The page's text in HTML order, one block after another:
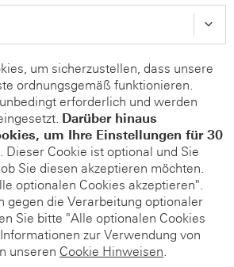
um sicherzustellen, dass unsere
ordnungsgemäß funktionieren.
erforderlich und werden
Darüber hinaus
um Ihre Einstellungen für 30
. Dieser Cookie ist optional und Sie
Sie diesen akzeptieren möchten.
optionalen Cookies akzeptieren".
gegen die Verarbeitung optionaler
Sie bitte "Alle optionalen Cookies
zur Verwendung von
unseren Cookie Hinweisen.